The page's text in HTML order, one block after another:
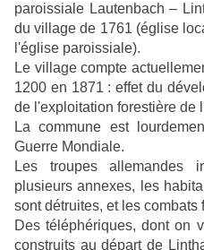
paroissiale Lautenbach –
du village de 1761 (église
l'église paroissiale).
Le village compte
1200 en 1871 : effet du
de l'exploitation forestière de
La commune est
Guerre Mondiale.
Les troupes allemandes
plusieurs annexes, les
sont détruites, et les combats
Des téléphériques, dont on
construits au départ de